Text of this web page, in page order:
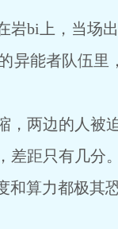
bi上，当场出
能者队伍里
两边的人被迫
距只有几分。
算力都极其恐